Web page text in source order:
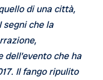
di una città,
che la
che ha
Il fango ripulito